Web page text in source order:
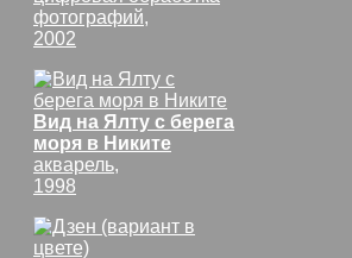
фотографий,
2002
Вид на Ялту с берега
моря в Никите
акварель,
1998